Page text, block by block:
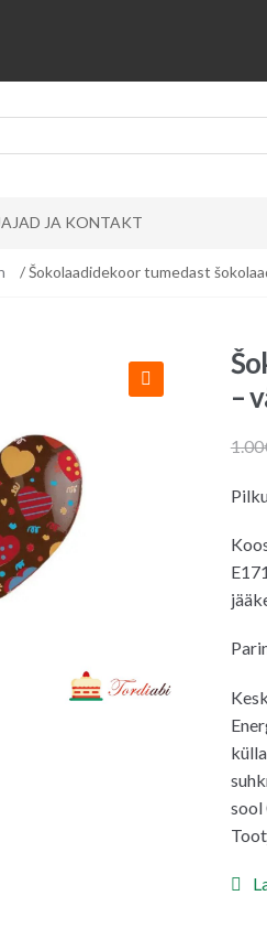
JA KONTAKT
/ Šokolaadidekoor tumedast
–
1.00
sool